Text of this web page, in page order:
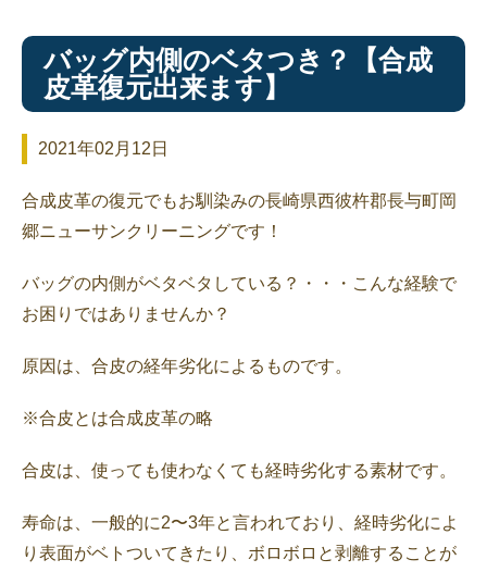
バッグ内側のベタつき？【合成
皮革復元出来ます】
2021年02月12日
合成皮革の復元でもお馴染みの長崎県西彼杵郡長与町岡
郷ニューサンクリーニングです！
バッグの内側がベタベタしている？・・・こんな経験で
お困りではありませんか？
原因は、合皮の経年劣化によるものです。
※合皮とは合成皮革の略
合皮は、使っても使わなくても経時劣化する素材です。
寿命は、一般的に2〜3年と言われており、経時劣化によ
り表面がベトついてきたり、ボロボロと剥離することが